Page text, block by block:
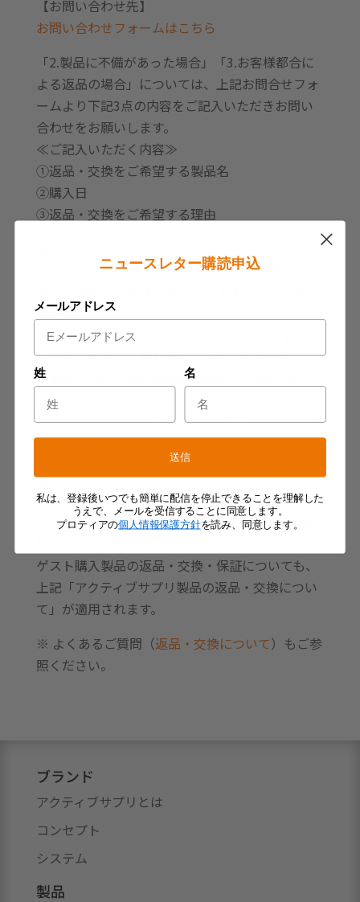
【お問い合わせ先】
お問い合わせフォームはこちら
「2.製品に不備があった場合」「3.お客様都合に
よる返品の場合」については、上記お問合せフォ
ームより下記3点の内容をご記入いただきお問い
合わせをお願いします。
≪ご記入いただく内容≫
①返品・交換をご希望する製品名
②購入日
③返品・交換をご希望する理由
※ 事前にお問い合わせフォームよりご連絡がない
ださい。
（尚、上記内容はアクティブサプリ ブランドサイ
トで購入の製品に限ります。取扱い施設で購入し
た製品については直接取扱い施設にお問い合わせ
ください。）
※ ご連絡いただいたメールにご返品に関する詳細
をご案内差し上げます。
※ よくあるご質問（返品・交換について）もご参
ゲスト購入製品の返品・交換・保証
について
ゲスト購入製品の返品・交換・保証についても、
上記「アクティブサプリ製品の返品・交換につい
て」が適用されます。
※ よくあるご質問（返品・交換について）もご参
照ください。
ブランド
アクティブサプリとは
コンセプト
システム
製品
ニュースレター購読申込
メールアドレス
姓 名
送信
私は、登録後いつでも簡単に配信を停止できることを理解した
うえで、メールを受信することに同意します。
プロティアの個人情報保護方針を読み、同意します。